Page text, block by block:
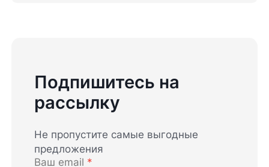
Подпишитесь на
рассылку
Не пропустите самые выгодные
предложения
Ваш email *